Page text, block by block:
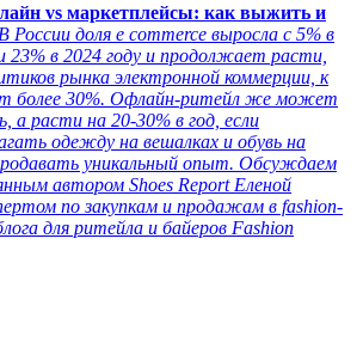
vs маркетплейсы: как выжить и
В России доля e commerce выросла с 5% в
23% в 2024 году и продолжает расти,
рынка электронной коммерции, к
более 30%. Офлайн-ритейл же может
расти на 20-30% в год, если
одежду на вешалках и обувь на
уникальный опыт. Обсуждаем
автором Shoes Report Еленой
по закупкам и продажам в fashion-
для ритейла и байеров Fashion